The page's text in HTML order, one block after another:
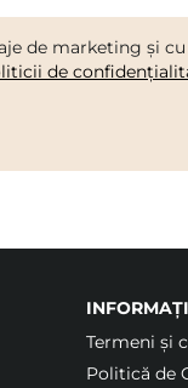
de marketing și
de
Termeni şi
Politică de